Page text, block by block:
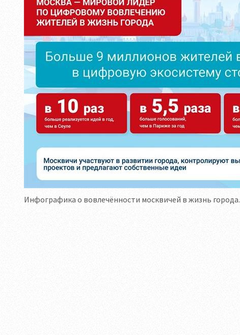
Инфографика о вовлечённости москвичей в жизнь города.